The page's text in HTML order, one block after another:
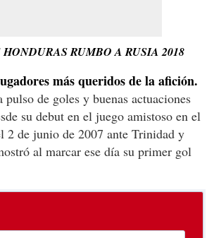
RUMBO A RUSIA 2018
más queridos de la afición.
pulso de goles y buenas actuaciones
su debut en el juego amistoso en el
2 de junio de 2007 ante Trinidad y
al marcar ese día su primer gol